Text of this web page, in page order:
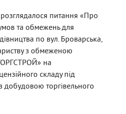
питання «Про
та обмежень для
по вул. Броварська,
з обмеженою
на
складу під
добудовою торгівельного